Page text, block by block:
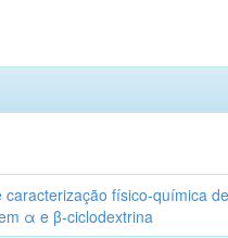
caracterização físico-química
α e β-ciclodextrina